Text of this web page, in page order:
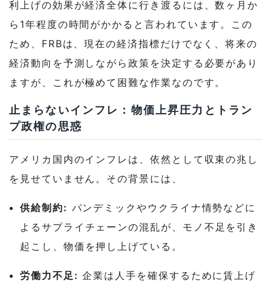
利上げの効果が経済全体に行き渡るには、数ヶ月か
ら1年程度の時間がかかると言われています。この
ため、FRBは、現在の経済指標だけでなく、将来の
経済動向を予測しながら政策を決定する必要があり
ますが、これが極めて困難な作業なのです。
止まらないインフレ：物価上昇圧力とトラン
プ政権の思惑
アメリカ国内のインフレは、依然として収束の兆し
を見せていません。その背景には、
供給制約: パンデミックやウクライナ情勢などに
よるサプライチェーンの混乱が、モノ不足を引き
起こし、物価を押し上げている。
労働力不足: 企業は人手を確保するために賃上げ